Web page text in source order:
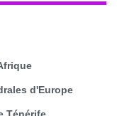
d'Europe